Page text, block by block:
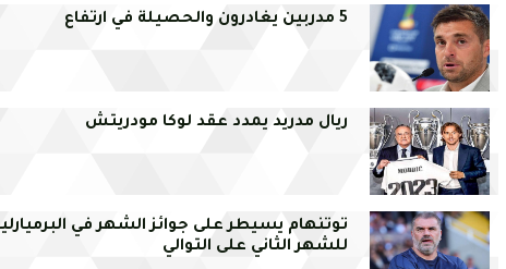
5 مدربين يغادرون والحصيلة في ارتفاع
ريال مدريد يمدد عقد لوكا مودريتش
توتنهام يسيطر على جوائز الشهر في
للشهر الثاني على التوالي